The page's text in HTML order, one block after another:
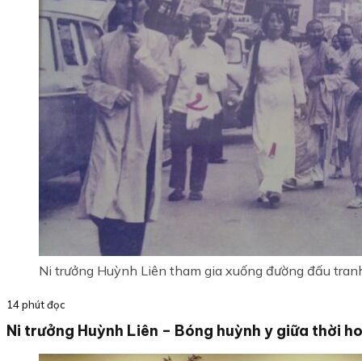
Ni trưởng Huỳnh Liên tham gia xuống đường đấu
14 phút đọc
Ni trưởng Huỳnh Liên – Bóng huỳnh y giữa thời